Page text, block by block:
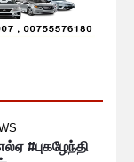
#புகழேந்தி